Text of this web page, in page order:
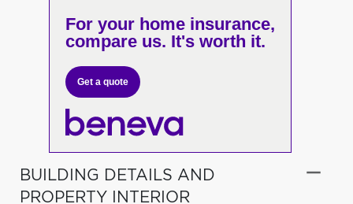
For your home insurance,
compare us. It's worth it.
Get a quote
BUILDING DETAILS AND
PROPERTY INTERIOR